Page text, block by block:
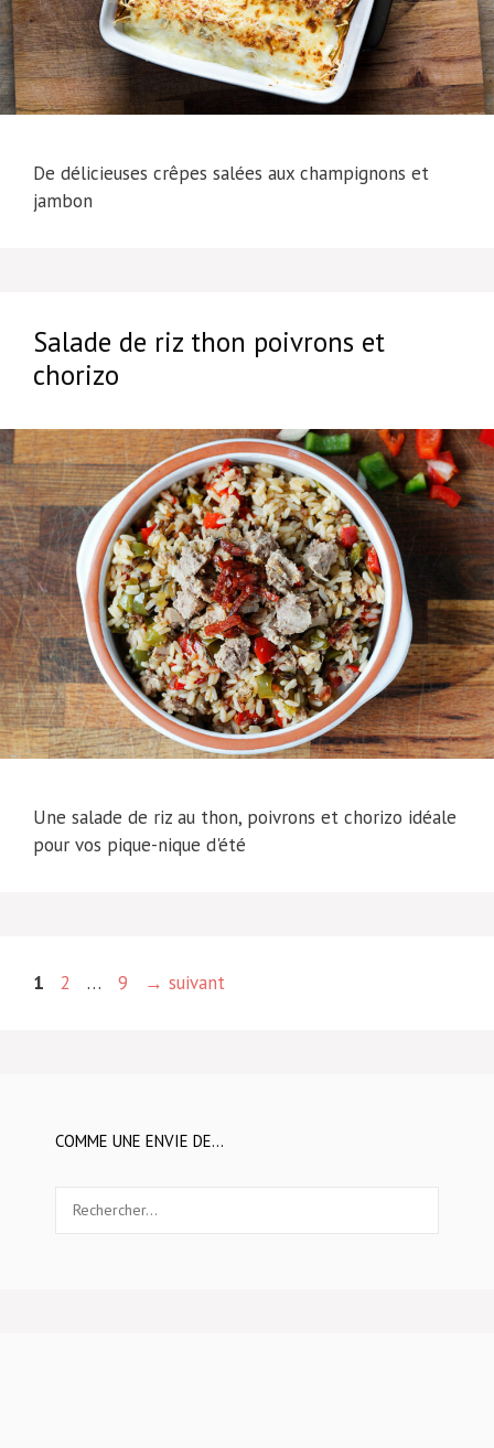
De délicieuses crêpes salées aux champignons et
jambon
Salade de riz thon poivrons et
chorizo
Une salade de riz au thon, poivrons et chorizo idéale
pour vos pique-nique d'été
Page
1 Page
2 … Page
9 → suivant
COMME UNE ENVIE DE…